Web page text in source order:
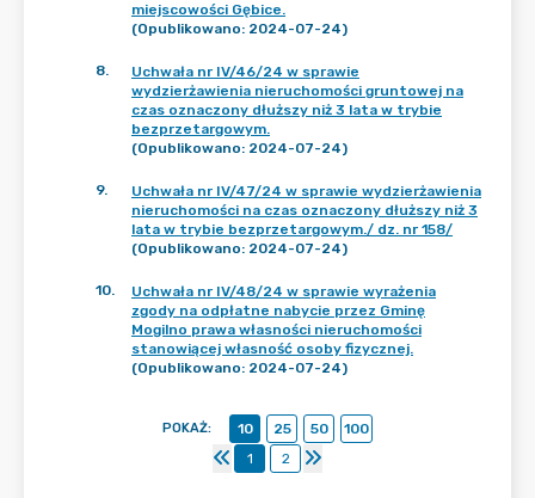
miejscowości Gębice.
(Opublikowano: 2024-07-24)
8.
Uchwała nr IV/46/24 w sprawie
wydzierżawienia nieruchomości gruntowej na
czas oznaczony dłuższy niż 3 lata w trybie
bezprzetargowym.
(Opublikowano: 2024-07-24)
9.
Uchwała nr IV/47/24 w sprawie wydzierżawienia
nieruchomości na czas oznaczony dłuższy niż 3
lata w trybie bezprzetargowym./ dz. nr 158/
(Opublikowano: 2024-07-24)
10.
Uchwała nr IV/48/24 w sprawie wyrażenia
zgody na odpłatne nabycie przez Gminę
Mogilno prawa własności nieruchomości
stanowiącej własność osoby fizycznej.
(Opublikowano: 2024-07-24)
POKAŻ: 10 25 50
100
1
2